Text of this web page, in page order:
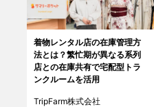
着物レンタル店の在庫管理方
法とは？繁忙期が異なる系列
店との在庫共有で宅配型トラ
ンクルームを活用
TripFarm株式会社